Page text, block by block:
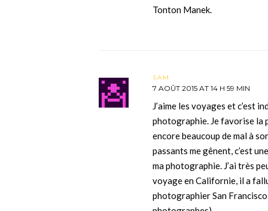
Tonton Manek.
SAM
7 AOÛT 2015 AT 14 H 59 MIN
J’aime les voyages et c’est
photographie. Je favorise la
encore beaucoup de mal à
passants me gênent, c’est
ma photographie. J’ai très
voyage en Californie, il a
photographier San